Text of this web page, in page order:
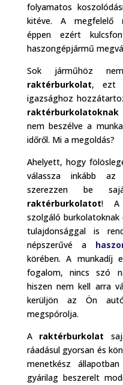
folyamatos
kitéve. A megfelelő
éppen ezért
haszongépjármű
Sok járműhöz
raktérburkolat, ezt
igazsághoz
raktérburkolatoknak
nem beszélve a
időről. Mi a megoldás?
Ahelyett, hogy
válassza inkább az
szerezzen be
raktérburkolatot! A
szolgáló
tulajdonsággal is
népszerűvé a
körében. A munkadíj
fogalom, nincs szó
hiszen nem kell arra
kerüljön az Ön
megspórolja.
A raktérburkolat
ráadásul gyorsan és
menetkész
gyárilag beszerelt